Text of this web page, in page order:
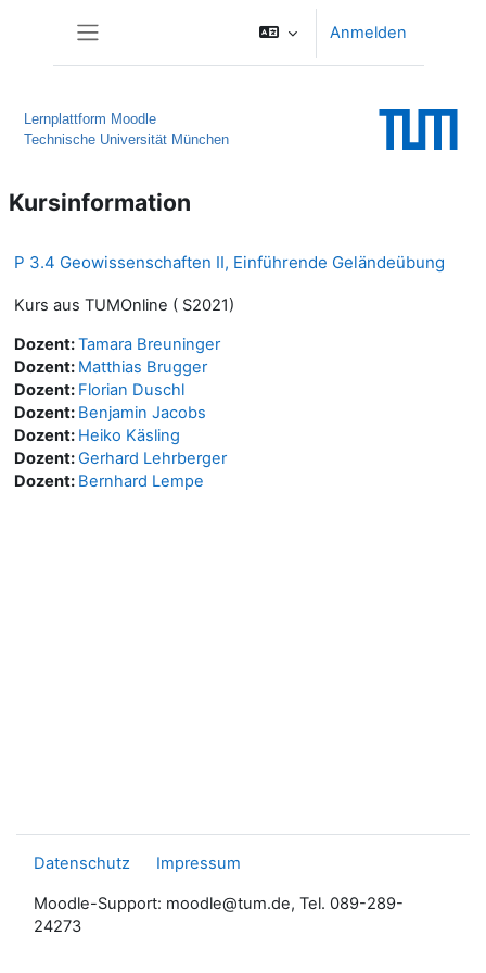
Anmelden
Lernplattform Moodle
Technische Universität München
Kursinformation
P 3.4 Geowissenschaften II, Einführende Geländeübung
Kurs aus TUMOnline ( S2021)
Dozent:Tamara Breuninger
Dozent: Matthias Brugger
Dozent: Florian Duschl
Dozent: Benjamin Jacobs
Dozent: Heiko Käsling
Dozent:Gerhard Lehrberger
Dozent: Bernhard Lempe
Datenschutz Impressum
Moodle-Support: moodle@tum.de, Tel. 089-289-
24273